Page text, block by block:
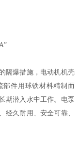
隔爆措施，电动机机壳
部件用球铁材枓精制而
期潜入水中工作。电泵
经久耐用、安全可靠、